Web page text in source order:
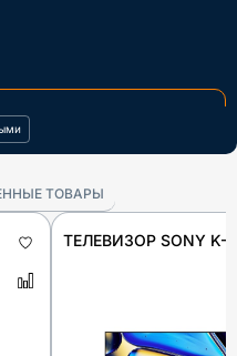
ТОВАРЫ
ТЕЛЕВИЗОР SONY K-